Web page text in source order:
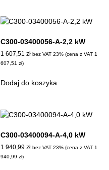
C300-03400056-A-2,2 kW
1 607,51 zł bez VAT 23% (cena z VAT 1
607,51 zł)
Dodaj do koszyka
C300-03400094-A-4,0 kW
1 940,99 zł bez VAT 23% (cena z VAT 1
940,99 zł)